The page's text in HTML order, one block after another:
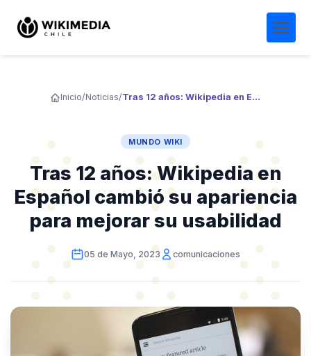
Inicio/Noticias/ Tras 12 años: Wikipedia en Español cambió su apariencia para mejorar su usabilidad
MUNDO WIKI
Tras 12 años: Wikipedia en
Español cambió su apariencia
para mejorar su usabilidad
05 de Mayo, 2023 comunicaciones